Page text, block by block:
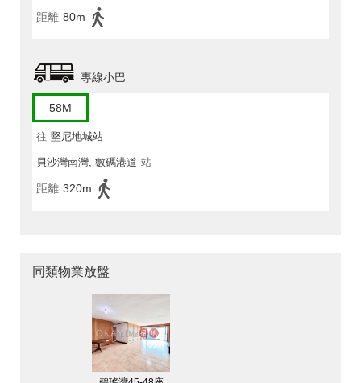
距離 80m
專線小巴
58M
往 堅尼地城站
貝沙灣南灣, 數碼港道 站
距離 320m
同類物業放盤